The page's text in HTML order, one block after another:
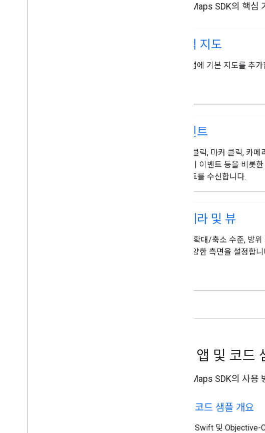
iOS용 Maps SDK의 핵
동적 지도
iOS 앱에 기본 지도를 추
이벤트
지도 클릭, 마커 클릭, 카메
버레이 이벤트 등을 비롯
이벤트를 수신합니다.
카메라 및 뷰
위치, 확대/축소 수준, 방
의 다양한 측면을 설정합니
예시 앱 및 코드
iOS용 Maps SDK의 사
코드 샘플 개요
Swift 및 Objective-